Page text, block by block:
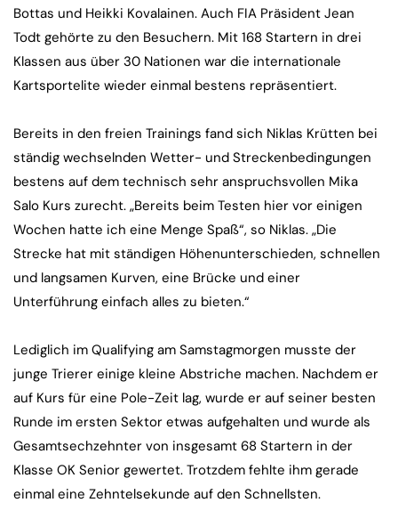
Bottas und Heikki Kovalainen. Auch FIA Präsident Jean
Todt gehörte zu den Besuchern. Mit 168 Startern in drei
Klassen aus über 30 Nationen war die internationale
Kartsportelite wieder einmal bestens repräsentiert.
Bereits in den freien Trainings fand sich Niklas Krütten bei
ständig wechselnden Wetter- und Streckenbedingungen
bestens auf dem technisch sehr anspruchsvollen Mika
Salo Kurs zurecht. „Bereits beim Testen hier vor einigen
Wochen hatte ich eine Menge Spaß“, so Niklas. „Die
Strecke hat mit ständigen Höhenunterschieden, schnellen
und langsamen Kurven, eine Brücke und einer
Unterführung einfach alles zu bieten.“
Lediglich im Qualifying am Samstagmorgen musste der
junge Trierer einige kleine Abstriche machen. Nachdem er
auf Kurs für eine Pole-Zeit lag, wurde er auf seiner besten
Runde im ersten Sektor etwas aufgehalten und wurde als
Gesamtsechzehnter von insgesamt 68 Startern in der
Klasse OK Senior gewertet. Trotzdem fehlte ihm gerade
einmal eine Zehntelsekunde auf den Schnellsten.